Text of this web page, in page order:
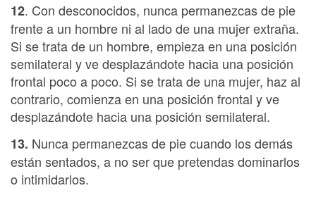
12. Con desconocidos, nunca permanezcas de pie
frente a un hombre ni al lado de una mujer extraña.
Si se trata de un hombre, empieza en una posición
semilateral y ve desplazándote hacia una posición
frontal poco a poco. Si se trata de una mujer, haz al
contrario, comienza en una posición frontal y ve
desplazándote hacia una posición semilateral.
13. Nunca permanezcas de pie cuando los demás
están sentados, a no ser que pretendas dominarlos
o intimidarlos.